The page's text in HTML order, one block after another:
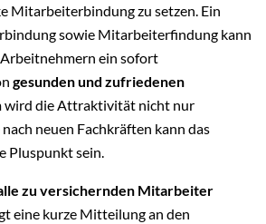
Mitarbeiterbindung zu setzen. Ein
sowie Mitarbeiterfindung kann
Arbeitnehmern ein sofort
gesunden und zufriedenen
wird die Attraktivität nicht nur
neuen Fachkräften kann das
Pluspunkt sein.
zu versichernden Mitarbeiter
eine kurze Mitteilung an den